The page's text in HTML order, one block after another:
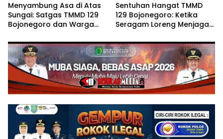
Menyambung Asa di Atas
Sungai: Satgas TMMD 129
Bojonegoro dan Warga
Etan
Sentuhan Hangat TMMD
129 Bojonegoro: Ketika
Seragam Loreng Menjaga
Kesongo